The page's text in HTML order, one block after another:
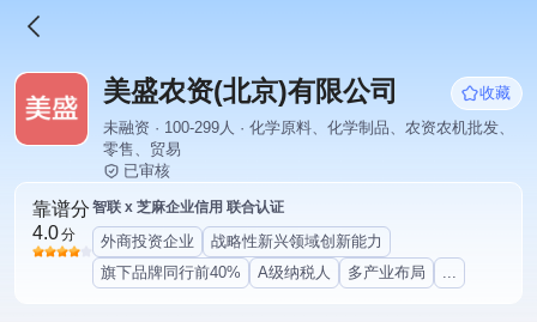
美盛农资(北京)有限公司
收藏
未融资 · 100-299人 · 化学原料、化学制品、农资农机批发、
零售、贸易
已审核
靠谱分
4.0分
智联 x 芝麻企业信用 联合认证
外商投资企业
战略性新兴领域创新能力
旗下品牌同行前40%
A级纳税人 多产业布局 ...